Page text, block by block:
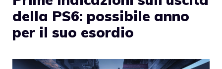
della PS6: possibile anno
per il suo esordio